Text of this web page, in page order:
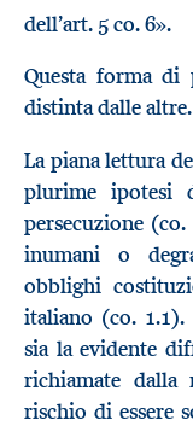
dell’art. 5 co. 6».
Questa forma di
distinta dalle altre.
La piana lettura
plurime ipotesi
persecuzione
inumani o
obblighi
italiano (co. 1.1).
sia la evidente
richiamate dalla
rischio di essere